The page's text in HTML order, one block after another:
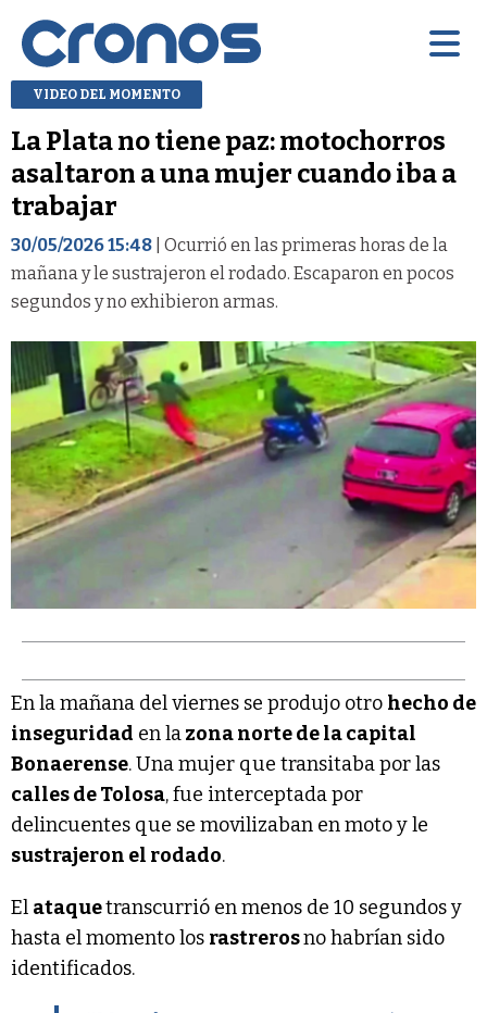
VIDEO DEL MOMENTO
La Plata no tiene paz: motochorros
asaltaron a una mujer cuando iba a
trabajar
30/05/2026 15:48 | Ocurrió en las primeras horas de la
mañana y le sustrajeron el rodado. Escaparon en pocos
segundos y no exhibieron armas.
En la mañana del viernes se produjo otro hecho de
inseguridad en lazona norte de la capital
Bonaerense. Una mujer que transitaba por las
calles de Tolosa, fue interceptada por
delincuentes que se movilizaban en moto y le
sustrajeron el rodado.
El ataquetranscurrió en menos de 10 segundos y
hasta el momento los rastrerosno habrían sido
identificados.